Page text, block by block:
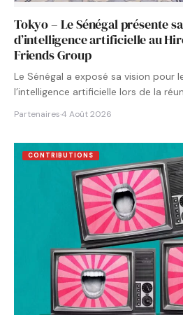
Tokyo – Le Sénégal présente
d’intelligence artificielle au
Friends Group
Le Sénégal a exposé sa vision pour
l’intelligence artificielle lors de la
Partenaires·4 Août 2026
CONTRIBUTIONS